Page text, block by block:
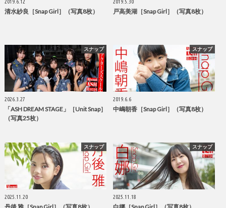
2019.6.12
清水紗良［Snap Girl］（写真8枚）
2019.5.30
戸高美湖［Snap Girl］（写真8枚）
スナップ
2026.3.27
「ASH DREAM STAGE」［Unit Snap］
（写真25枚）
スナップ
2019.6.6
中嶋朝香［Snap Girl］（写真8枚）
スナップ
2025.11.20
スナップ
2025.11.18